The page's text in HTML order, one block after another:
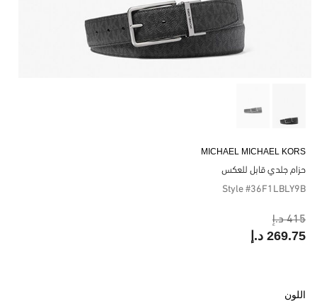
MICHAEL MICHAEL KORS
حزام جلدي قابل للعكس
Style #36F1LBLY9B
415 د.إ
269.75 د.إ
اللون